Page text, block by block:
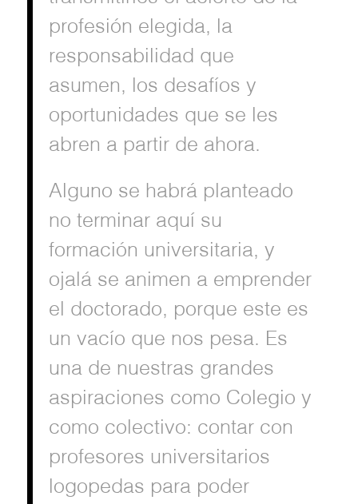
profesión elegida, la
responsabilidad que
asumen, los desafíos y
oportunidades que se les
abren a partir de ahora.
Alguno se habrá planteado
no terminar aquí su
formación universitaria, y
ojalá se animen a emprender
el doctorado, porque este es
un vacío que nos pesa. Es
una de nuestras grandes
aspiraciones como Colegio y
como colectivo: contar con
profesores universitarios
logopedas para poder